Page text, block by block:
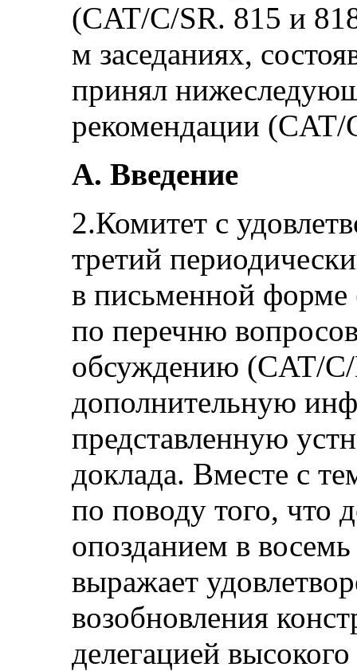
(CAT/C/SR. 815 и
м заседаниях,
принял
рекомендации
А. Введение
2.Комитет с
третий
в письменной
по перечню
обсуждению (CAT/
дополнительную
представленную
доклада. Вместе с
по поводу того, что
опозданием в
выражает
возобновления
делегацией